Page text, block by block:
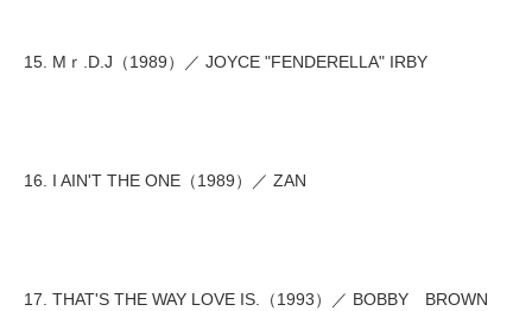
15. Mｒ.D.J（1989）／ JOYCE "FENDERELLA" IRBY
16. I AIN'T THE ONE（1989）／ ZAN
17. THAT'S THE WAY LOVE IS.（1993）／ BOBBY BROWN